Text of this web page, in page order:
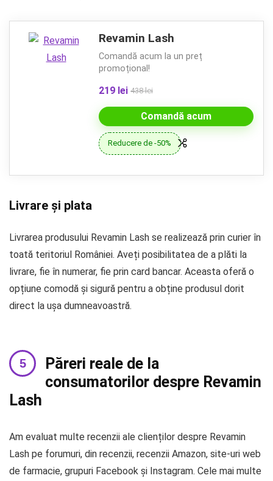
Revamin Lash
Comandă acum la un preț
promoțional!
219 lei 438 lei
Comandă acum
Reducere de -50%
Livrare și plata
Livrarea produsului Revamin Lash se realizează prin curier în
toată teritoriul României. Aveți posibilitatea de a plăti la
livrare, fie în numerar, fie prin card bancar. Aceasta oferă o
opțiune comodă și sigură pentru a obține produsul dorit
direct la ușa dumneavoastră.
Păreri reale de la
consumatorilor despre Revamin
Lash
Am evaluat multe recenzii ale clienților despre Revamin
Lash pe forumuri, din recenzii, recenzii Amazon, site-uri web
de farmacie, grupuri Facebook și Instagram. Cele mai multe